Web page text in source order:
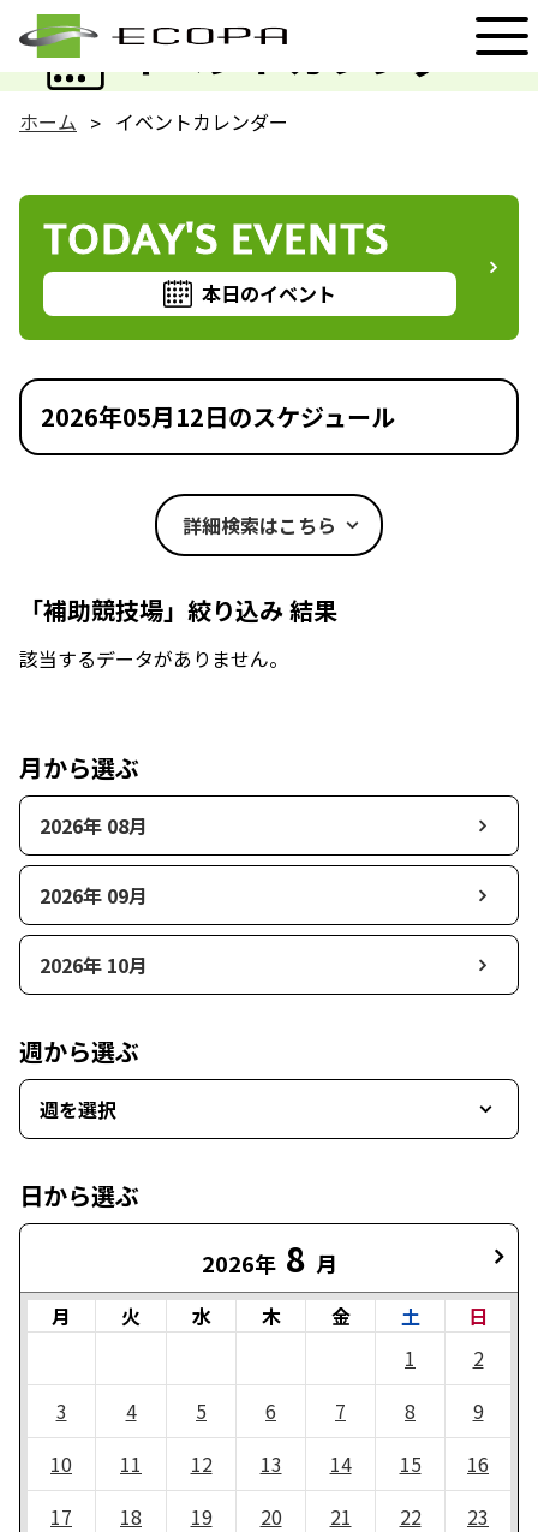
イベントカレンダー
EVENT
ホーム イベントカレンダー
TODAY'S EVENTS
本日のイベント
2026年05月12日のスケジュール
詳細検索はこちら
「補助競技場」絞り込み 結果
該当するデータがありません。
月から選ぶ
2026年 08月
2026年 09月
2026年 10月
週から選ぶ
週を選択
日から選ぶ
2026年 8 月
月 火 水 木 金 土
日
1
2
3
4 5 6 7 8
9
10
11 12 13 14 15
16
17
18 19 20 21 22
23